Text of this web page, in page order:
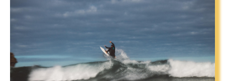
WATER SPORTS